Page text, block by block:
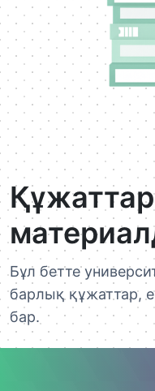
Бұл бетте
барлық құжаттар,
бар.